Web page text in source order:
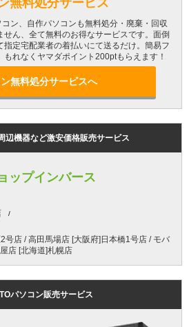
ン、自作パソコンも無料処分・廃棄・回収
せん、全て無料のお得なサービスです。面倒
指定宅配業者の着払いにて送るだけ。簡易フ
もれなくヤマダポイント200ptもらえます！
無料処分サービスへ
辺機器など激安価格販売サービス
ップインバース
号店 / 高田馬場店 [大阪府]日本橋1号店 / モバ
店 [北海道]札幌店
パソコン販売サービス